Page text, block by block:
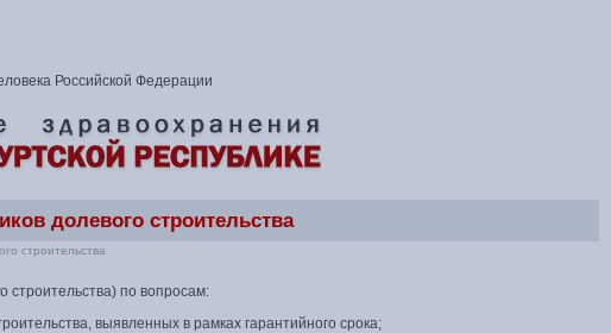
Российской Федерации
долевого строительства
строительства
строительства) по вопросам:
выявленных в рамках гарантийного срока;